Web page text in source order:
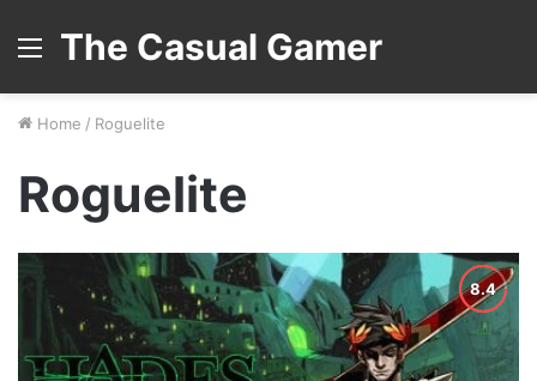
The Casual Gamer
Home / Roguelite
Roguelite